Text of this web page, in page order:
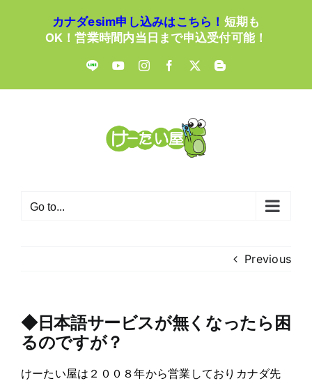
カナダesim申し込みはこちら！ 短期も
OK！営業時間内当日まで申込受付可能！
LINE YouTubeInstagramFacebook
X Blogger
Go to...
Previous
◆日本語サービスが無くなったら困
るのですが？
けーたい屋は２００８年から営業しておりカナダ先